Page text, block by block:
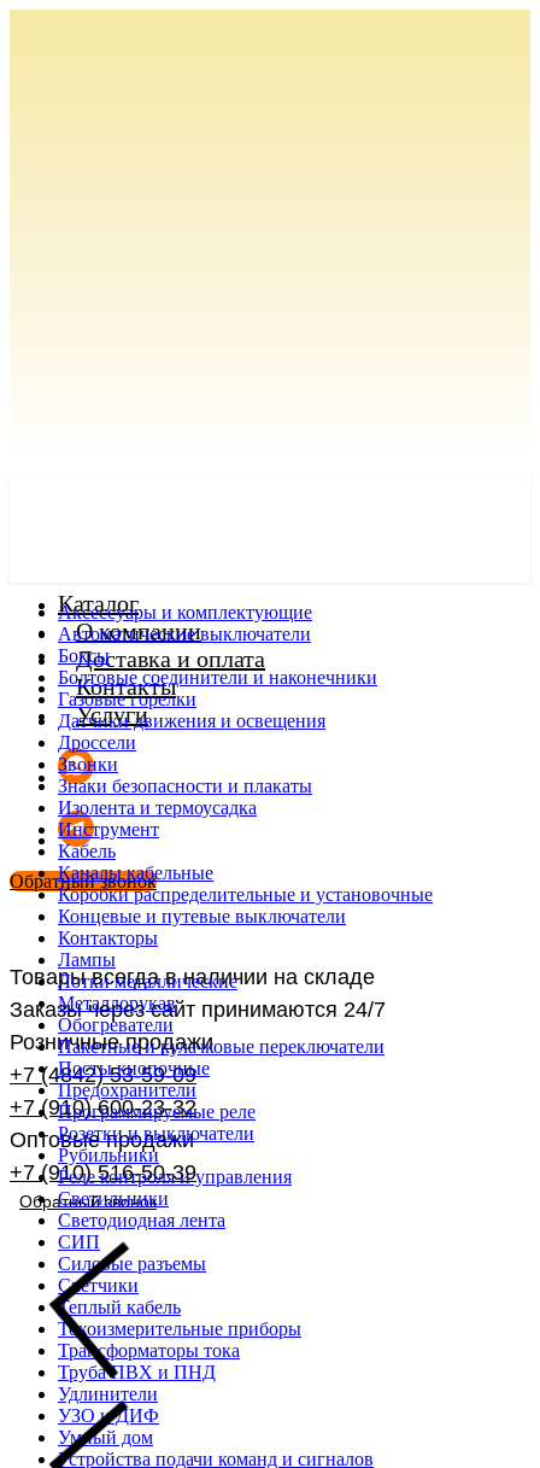
Товары всегда в наличии на складе
Заказы через сайт принимаются 24/7
Розничные продажи
+7 (4842) 53-59-09
+7 (910) 600-23-32
Оптовые продажи
+7 (910) 516-50-39
Обратный звонок
Каталог
О компании
Доставка и оплата
Контакты
Услуги
Обратный звонок
Аксессуары и комплектующие
Автоматические выключатели
Боксы
Болтовые соединители и наконечники
Газовые горелки
Датчики движения и освещения
Дроссели
Звонки
Знаки безопасности и плакаты
Изолента и термоусадка
Инструмент
Кабель
Каналы кабельные
Коробки распределительные и установочные
Концевые и путевые выключатели
Контакторы
Лампы
Лотки металлические
Металлорукав
Обогреватели
Пакетные и кулачковые переключатели
Посты кнопочные
Предохранители
Программируемые реле
Розетки и выключатели
Рубильники
Реле контроля и управления
Светильники
Светодиодная лента
СИП
Силовые разъемы
Счетчики
Теплый кабель
Токоизмерительные приборы
Трансформаторы тока
Труба ПВХ и ПНД
Удлинители
УЗО и ДИФ
Умный дом
Устройства подачи команд и сигналов